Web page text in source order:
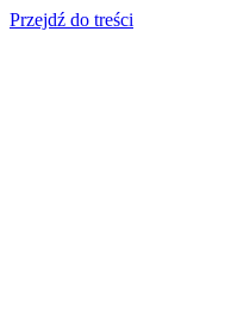
Przejdź do treści